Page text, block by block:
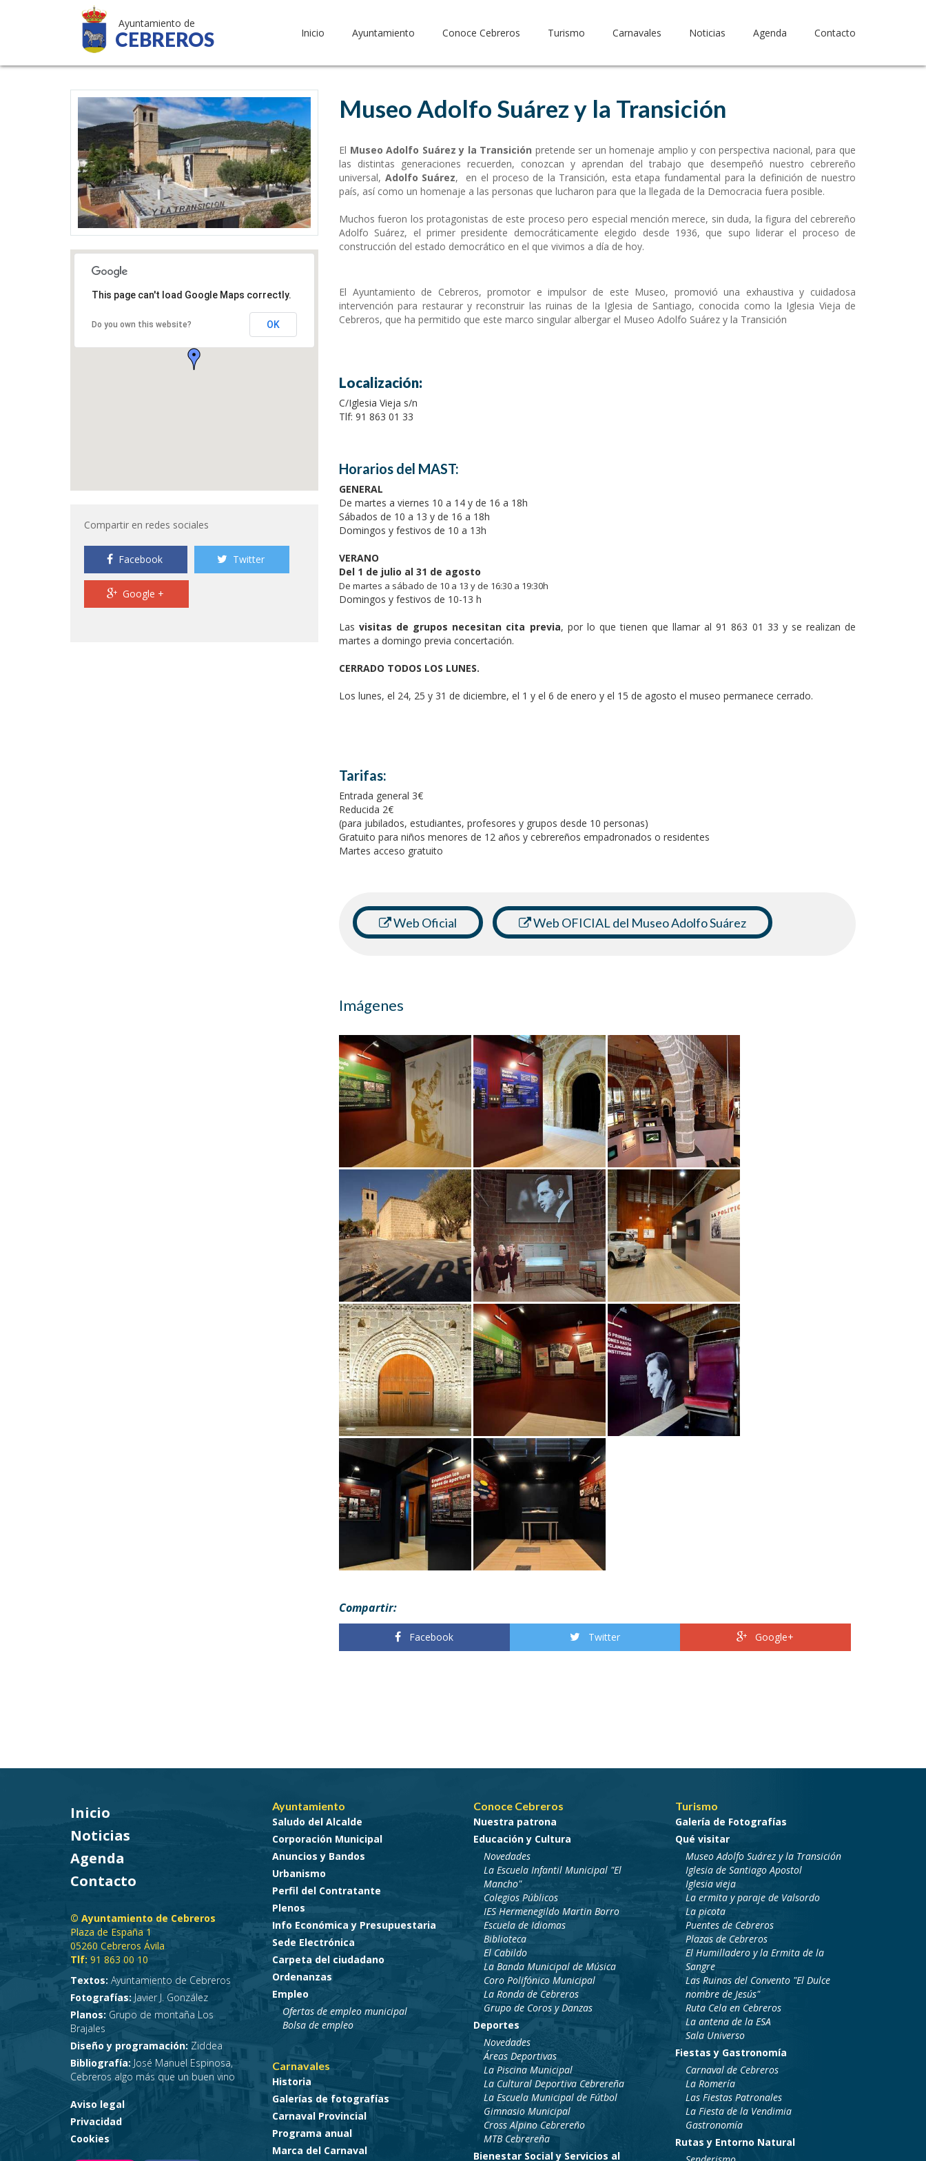
Ayuntamiento de
CEBREROS Inicio Ayuntamiento Conoce Cebreros Turismo Carnavales Noticias Agenda Contacto
This page can't load Google Maps correctly.
Do you own this website? OK
Compartir en redes sociales
Facebook Twitter
Google +
Museo Adolfo Suárez y la Transición
El Museo Adolfo Suárez y la Transición pretende ser un homenaje amplio y con perspectiva nacional, para que
las distintas generaciones recuerden, conozcan y aprendan del trabajo que desempeñó nuestro cebrereño
universal, Adolfo Suárez, en el proceso de la Transición, esta etapa fundamental para la definición de nuestro
país, así como un homenaje a las personas que lucharon para que la llegada de la Democracia fuera posible.
Muchos fueron los protagonistas de este proceso pero especial mención merece, sin duda, la figura del cebrereño
Adolfo Suárez, el primer presidente democráticamente elegido desde 1936, que supo liderar el proceso de
construcción del estado democrático en el que vivimos a día de hoy.
El Ayuntamiento de Cebreros, promotor e impulsor de este Museo, promovió una exhaustiva y cuidadosa
intervención para restaurar y reconstruir las ruinas de la Iglesia de Santiago, conocida como la Iglesia Vieja de
Cebreros, que ha permitido que este marco singular albergar el Museo Adolfo Suárez y la Transición
Localización:
C/Iglesia Vieja s/n
Tlf: 91 863 01 33
Horarios del MAST:
GENERAL
De martes a viernes 10 a 14 y de 16 a 18h
Sábados de 10 a 13 y de 16 a 18h
Domingos y festivos de 10 a 13h
VERANO
Del 1 de julio al 31 de agosto
De martes a sábado de 10 a 13 y de 16:30 a 19:30h
Domingos y festivos de 10-13 h
Lasvisitas de grupos necesitan cita previa, por lo que tienen que llamar al 91 863 01 33 y se realizan de
martes a domingo previa concertación.
CERRADO TODOS LOS LUNES.
Los lunes, el 24, 25 y 31 de diciembre, el 1 y el 6 de enero y el 15 de agosto el museo permanece cerrado.
Tarifas:
Entrada general 3€
Reducida 2€
(para jubilados, estudiantes, profesores y grupos desde 10 personas)
Gratuito para niños menores de 12 años y cebrereños empadronados o residentes
Martes acceso gratuito
Web Oficial Web OFICIAL del Museo Adolfo Suárez
Imágenes
Compartir:
Facebook Twitter Google+
Inicio
Noticias
Agenda
Contacto
© Ayuntamiento de Cebreros
Plaza de España 1
05260 Cebreros Ávila
Tlf: 91 863 00 10
Textos: Ayuntamiento de Cebreros
Fotografías: Javier J. González
Planos: Grupo de montaña Los
Brajales
Diseño y programación: Ziddea
Bibliografía: José Manuel Espinosa,
Cebreros algo más que un buen vino
Aviso legal
Privacidad
Cookies
Ayuntamiento
Saludo del Alcalde
Corporación Municipal
Anuncios y Bandos
Urbanismo
Perfil del Contratante
Plenos
Info Económica y Presupuestaria
Sede Electrónica
Carpeta del ciudadano
Ordenanzas
Empleo
Ofertas de empleo municipal
Bolsa de empleo
Carnavales
Historia
Galerías de fotografías
Carnaval Provincial
Programa anual
Marca del Carnaval
Conoce Cebreros
Nuestra patrona
Educación y Cultura
Novedades
La Escuela Infantil Municipal "El
Mancho"
Colegios Públicos
IES Hermenegildo Martin Borro
Escuela de Idiomas
Biblioteca
El Cabildo
La Banda Municipal de Música
Coro Polifónico Municipal
La Ronda de Cebreros
Grupo de Coros y Danzas
Deportes
Novedades
Áreas Deportivas
La Piscina Municipal
La Cultural Deportiva Cebrereña
La Escuela Municipal de Fútbol
Gimnasio Municipal
Cross Alpino Cebrereño
MTB Cebrereña
Bienestar Social y Servicios al
Turismo
Galería de Fotografías
Qué visitar
Museo Adolfo Suárez y la Transición
Iglesia de Santiago Apostol
Iglesia vieja
La ermita y paraje de Valsordo
La picota
Puentes de Cebreros
Plazas de Cebreros
El Humilladero y la Ermita de la
Sangre
Las Ruinas del Convento "El Dulce
nombre de Jesús"
Ruta Cela en Cebreros
La antena de la ESA
Sala Universo
Fiestas y Gastronomía
Carnaval de Cebreros
La Romería
Las Fiestas Patronales
La Fiesta de la Vendimia
Gastronomía
Rutas y Entorno Natural